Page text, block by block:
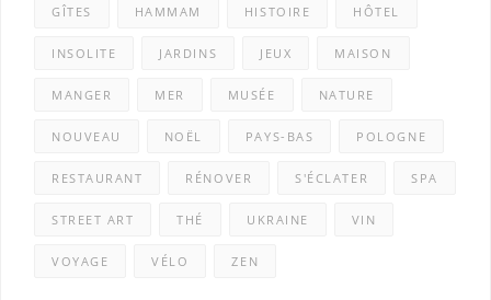
GÎTES HAMMAM HISTOIRE HÔTEL
INSOLITE JARDINS JEUX MAISON
MANGER MER MUSÉE NATURE
NOUVEAU NOËL PAYS-BAS POLOGNE
RESTAURANT RÉNOVER S'ÉCLATER SPA
STREET ART THÉ UKRAINE VIN
VOYAGE VÉLO ZEN